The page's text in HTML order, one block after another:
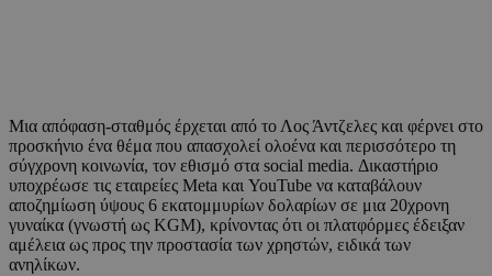
Μια απόφαση-σταθμός έρχεται από το Λος Άντζελες και φέρνει στο
προσκήνιο ένα θέμα που απασχολεί ολοένα και περισσότερο τη
σύγχρονη κοινωνία, τον εθισμό στα social media. Δικαστήριο
υποχρέωσε τις εταιρείες Meta και YouTube να καταβάλουν
αποζημίωση ύψους 6 εκατομμυρίων δολαρίων σε μια 20χρονη
γυναίκα (γνωστή ως KGM), κρίνοντας ότι οι πλατφόρμες έδειξαν
αμέλεια ως προς την προστασία των χρηστών, ειδικά των
ανηλίκων.